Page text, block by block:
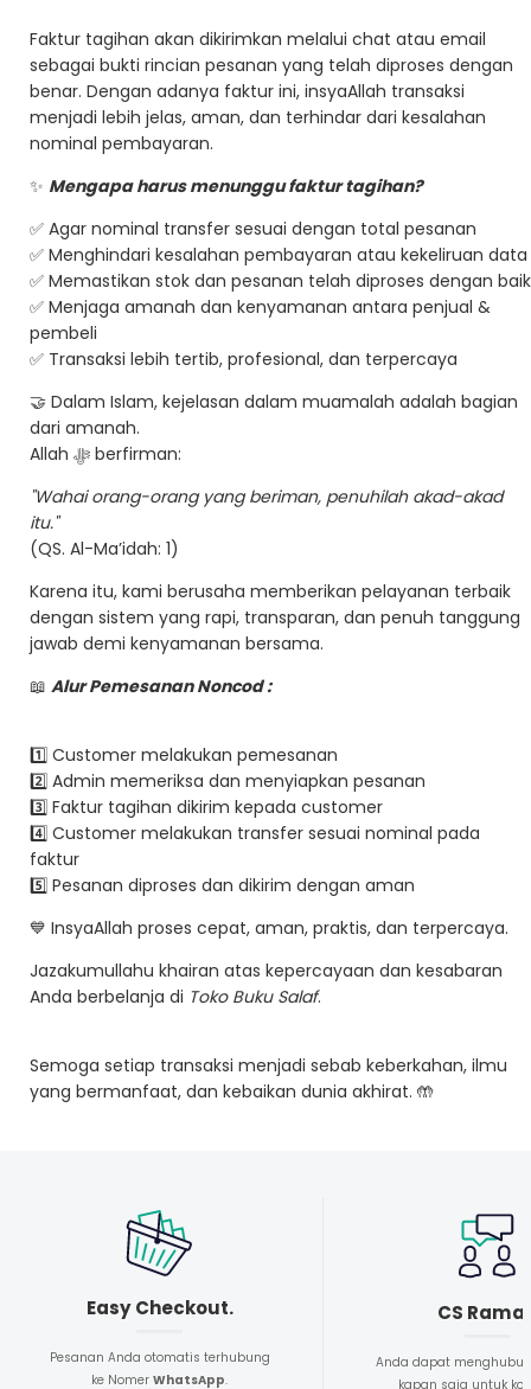
Faktur tagihan akan dikirimkan melalui chat atau email
sebagai bukti rincian pesanan yang telah diproses dengan
benar. Dengan adanya faktur ini, insyaAllah transaksi
menjadi lebih jelas, aman, dan terhindar dari kesalahan
nominal pembayaran.
✨ Mengapa harus menunggu faktur tagihan?
✅ Agar nominal transfer sesuai dengan total pesanan
✅ Menghindari kesalahan pembayaran atau kekeliruan data
✅ Memastikan stok dan pesanan telah diproses dengan baik
✅ Menjaga amanah dan kenyamanan antara penjual &
pembeli
✅ Transaksi lebih tertib, profesional, dan terpercaya
🤝 Dalam Islam, kejelasan dalam muamalah adalah bagian
dari amanah.
Allah ﷻ berfirman:
"Wahai orang-orang yang beriman, penuhilah akad-akad
itu."
(QS. Al-Ma’idah: 1)
Karena itu, kami berusaha memberikan pelayanan terbaik
dengan sistem yang rapi, transparan, dan penuh tanggung
jawab demi kenyamanan bersama.
📖 Alur Pemesanan Noncod :
1️⃣ Customer melakukan pemesanan
2️⃣ Admin memeriksa dan menyiapkan pesanan
3️⃣ Faktur tagihan dikirim kepada customer
4️⃣ Customer melakukan transfer sesuai nominal pada
faktur
5️⃣ Pesanan diproses dan dikirim dengan aman
💙 InsyaAllah proses cepat, aman, praktis, dan terpercaya.
Jazakumullahu khairan atas kepercayaan dan kesabaran
Anda berbelanja di Toko Buku Salaf.
Semoga setiap transaksi menjadi sebab keberkahan, ilmu
yang bermanfaat, dan kebaikan dunia akhirat. 🤲
Easy Checkout.
Pesanan Anda otomatis terhubung
ke NomerWhatsApp.
CS
Anda dapat
kapan saja untuk